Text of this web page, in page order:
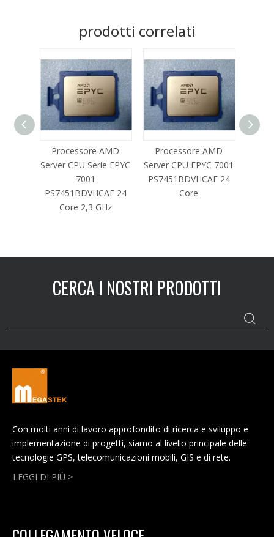
prodotti correlati
Processore AMD
Server CPU Serie EPYC
7001
PS7451BDVHCAF 24
Core 2,3 GHz
Processore AMD
Server CPU EPYC 7001
PS7451BDVHCAF 24
Core
CERCA I NOSTRI PRODOTTI
Con molti anni di lavoro approfondito di ricerca e sviluppo e
implementazione di progetti, siamo al livello principale delle
tecnologie GPS, telecomunicazioni mobili, GIS e di rete.
LEGGI DI PIÙ >